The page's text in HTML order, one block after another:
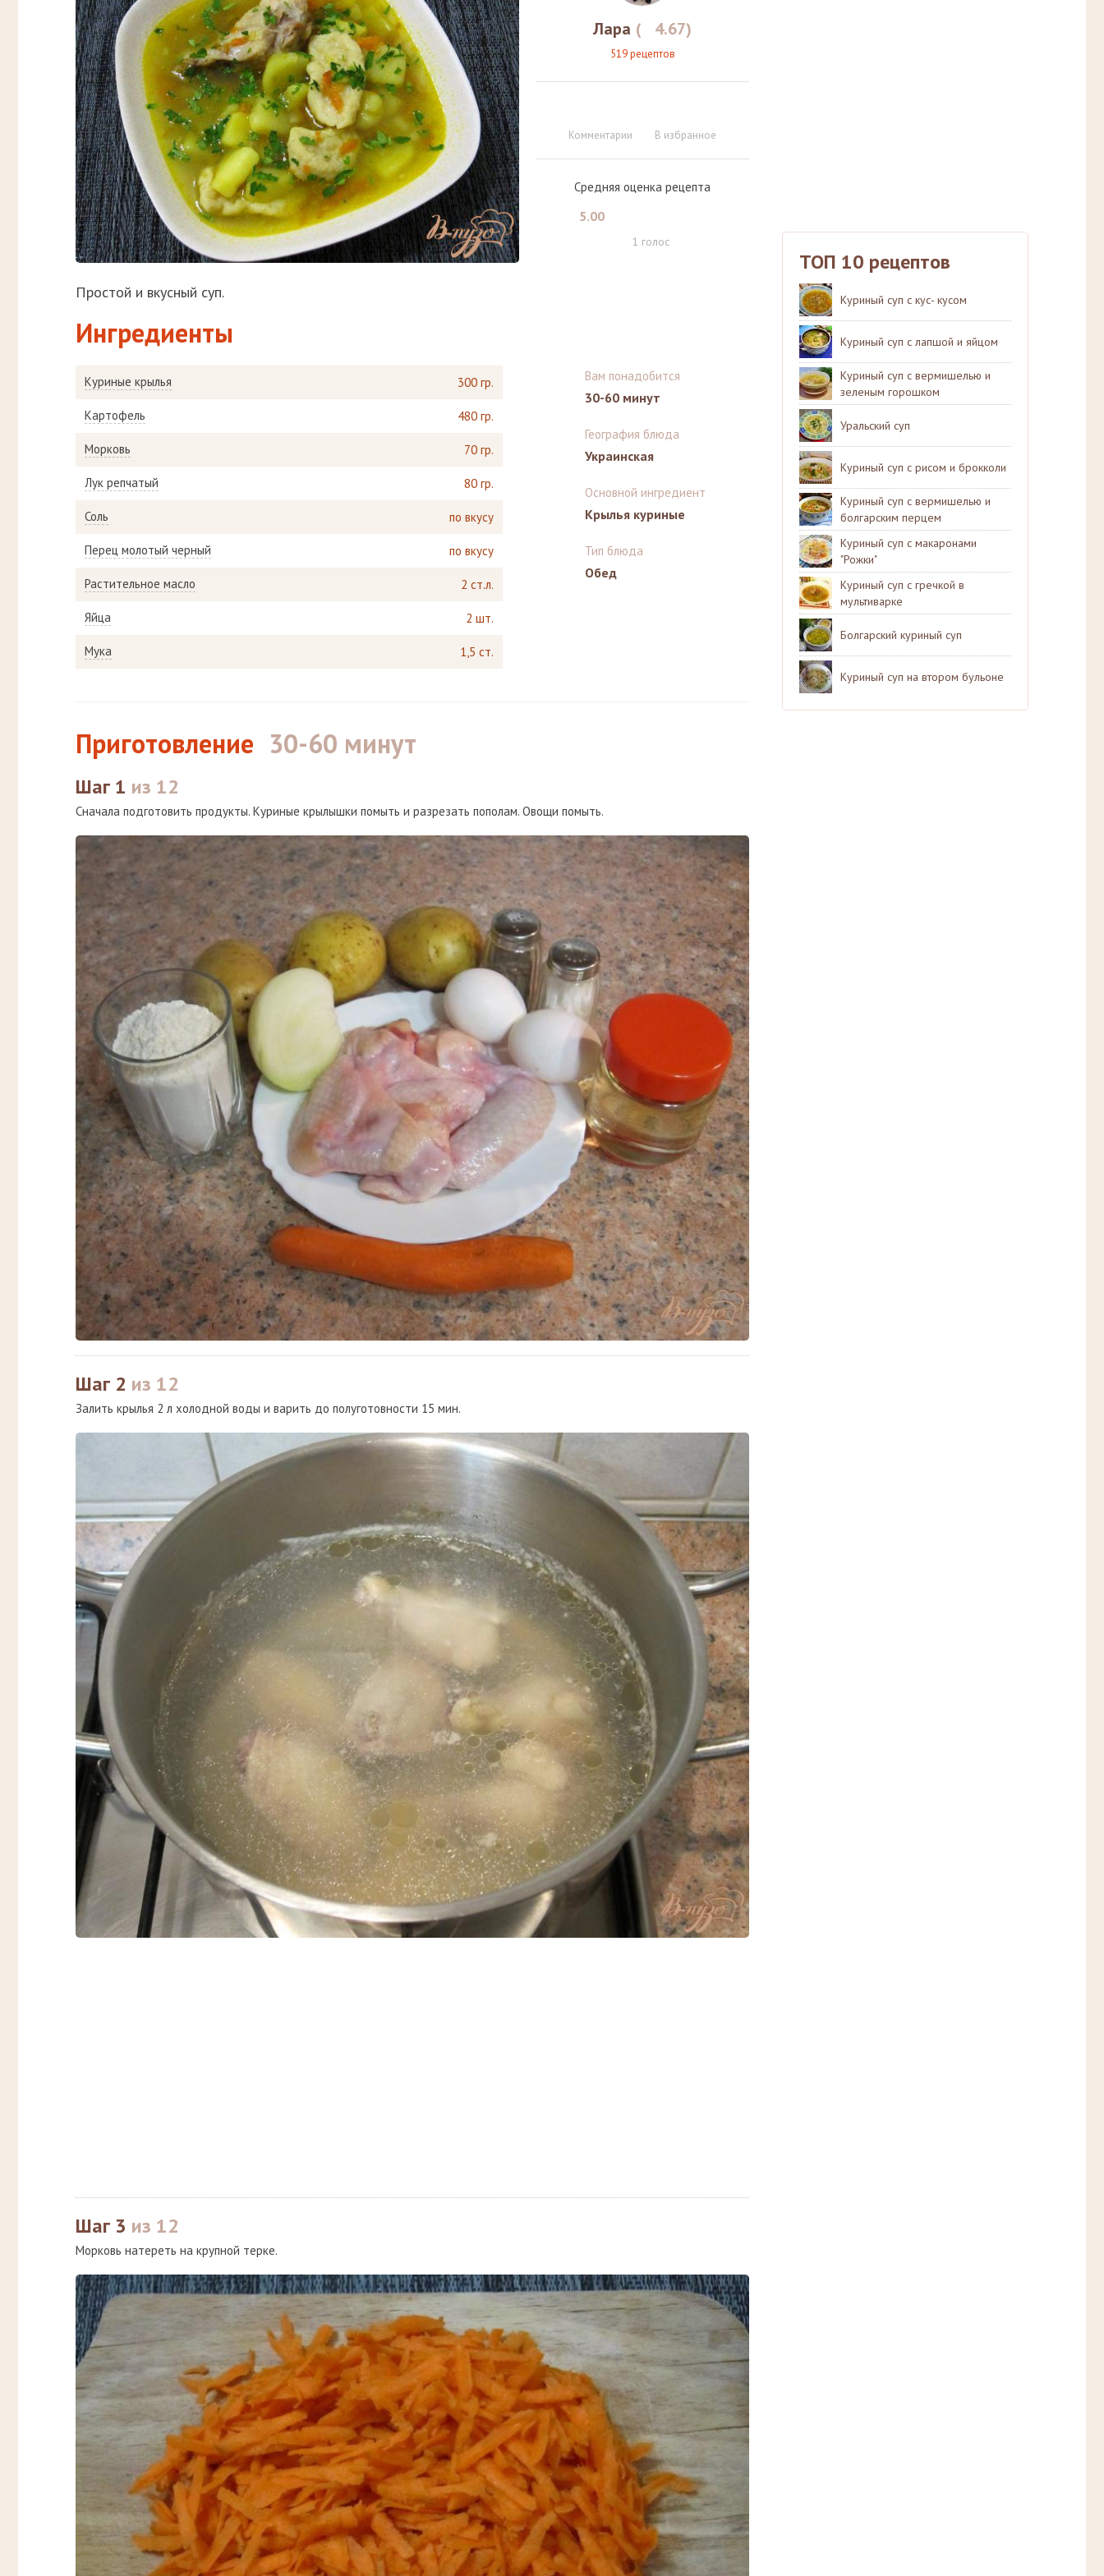
Лара ( 4.67)
519 рецептов
Комментарии В избранное
Средняя оценка рецепта
5.00
1 голос
Простой и вкусный суп.
Ингредиенты
Куриные крылья 300 гр.
Картофель 480 гр.
Морковь 70 гр.
Лук репчатый 80 гр.
Соль по вкусу
Перец молотый черный по вкусу
Растительное масло 2 ст.л.
Яйца 2 шт.
Мука 1,5 ст.
Вам понадобится
30-60 минут
География блюда
Украинская
Основной ингредиент
Крылья куриные
Тип блюда
Обед
Приготовление 30-60 минут
Шаг 1 из 12
Сначала подготовить продукты. Куриные крылышки помыть и разрезать пополам. Овощи помыть.
Шаг 2 из 12
Залить крылья 2 л холодной воды и варить до полуготовности 15 мин.
Шаг 3 из 12
Морковь натереть на крупной терке.
ТОП 10 рецептов
Куриный суп с кус- кусом
Куриный суп с лапшой и яйцом
Куриный суп с вермишелью и
зеленым горошком
Уральский суп
Куриный суп с рисом и брокколи
Куриный суп с вермишелью и
болгарским перцем
Куриный суп с макаронами
"Рожки"
Куриный суп с гречкой в
мультиварке
Болгарский куриный суп
Куриный суп на втором бульоне